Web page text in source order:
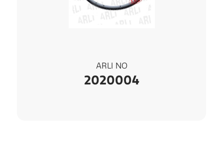
ARLI NO
2020004